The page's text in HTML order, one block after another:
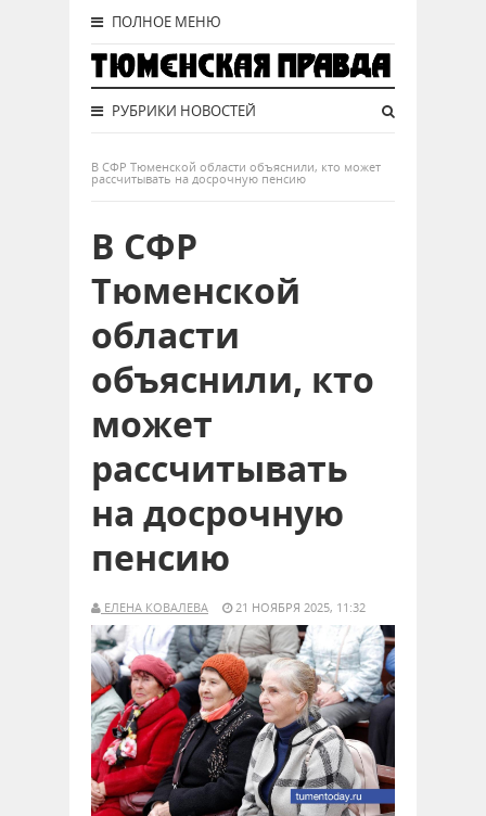
ПОЛНОЕ МЕНЮ
РУБРИКИ НОВОСТЕЙ
В СФР Тюменской области объяснили, кто может
рассчитывать на досрочную пенсию
В СФР
Тюменской
области
объяснили, кто
может
рассчитывать
на досрочную
пенсию
ЕЛЕНА КОВАЛЕВА 21 НОЯБРЯ 2025, 11:32